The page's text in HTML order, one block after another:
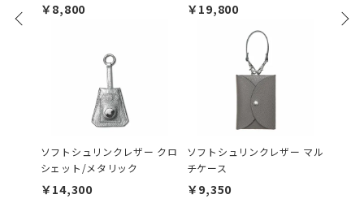
￥8,800
ソフトシュリンクレザー クロ
シェット/メタリック
￥14,300
￥19,800
ソフトシュリンクレザー マル
チケース
￥9,350
￥